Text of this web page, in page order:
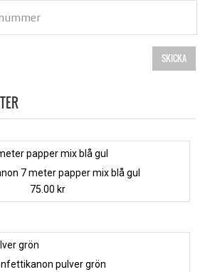
7 meter papper mix blå gul
75.00 kr
pulver grön